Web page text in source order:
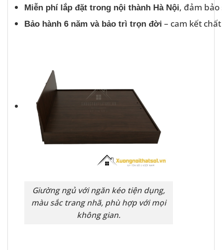
Miễn phí lắp đặt trong nội thành Hà Nội, đảm
Bảo hành 6 năm và bảo trì trọn đời – cam kết
Giường ngủ với ngăn kéo tiện dụng,
màu sắc trang nhã, phù hợp với mọi
không gian.